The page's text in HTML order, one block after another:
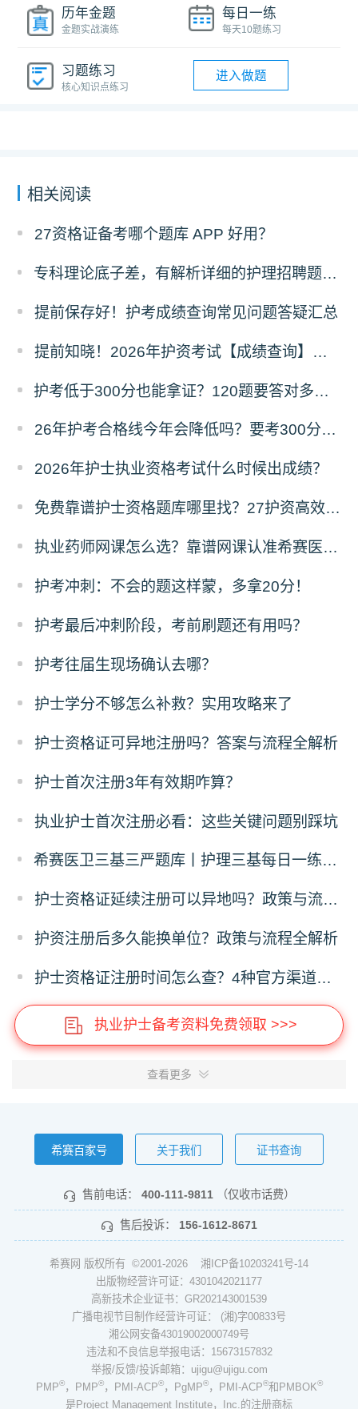
历年金题
金题实战演练
每日一练
每天10题练习
习题练习
核心知识点练习
进入做题
相关阅读
27资格证备考哪个题库 APP 好用？
专科理论底子差，有解析详细的护理招聘题库推荐吗？
提前保存好！护考成绩查询常见问题答疑汇总
提前知晓！2026年护资考试【成绩查询】须知！
护考低于300分也能拿证？120题要答对多少才能过？
26年护考合格线今年会降低吗？要考300分难不难？
2026年护士执业资格考试什么时候出成绩？
免费靠谱护士资格题库哪里找？27护资高效备考指南
执业药师网课怎么选？靠谱网课认准希赛医卫题库！
护考冲刺：不会的题这样蒙，多拿20分！
护考最后冲刺阶段，考前刷题还有用吗？
​护考往届生现场确认去哪？
护士学分不够怎么补救？实用攻略来了
护士资格证可异地注册吗？答案与流程全解析
护士首次注册3年有效期咋算？
执业护士首次注册必看：这些关键问题别踩坑
希赛医卫三基三严题库丨护理三基每日一练（12月24日）
护士资格证延续注册可以异地吗？政策与流程全解析
护资注册后多久能换单位？政策与流程全解析
护士资格证注册时间怎么查？4种官方渠道全指南
执业护士备考资料免费领取 >>>
查看更多
希赛百家号 关于我们 证书查询
售前电话： 400-111-9811 （仅收市话费）
售后投诉： 156-1612-8671
希赛网 版权所有 ©2001-2026 湘ICP备10203241号-14
出版物经营许可证：4301042021177
高新技术企业证书：GR202143001539
广播电视节目制作经营许可证： (湘)字00833号
湘公网安备43019002000749号
违法和不良信息举报电话：15673157832
举报/反馈/投诉邮箱：ujigu@ujigu.com
PMP®，PMP®，PMI-ACP®，PgMP®，PMI-ACP®和PMBOK®
是Project Management Institute，Inc.的注册商标